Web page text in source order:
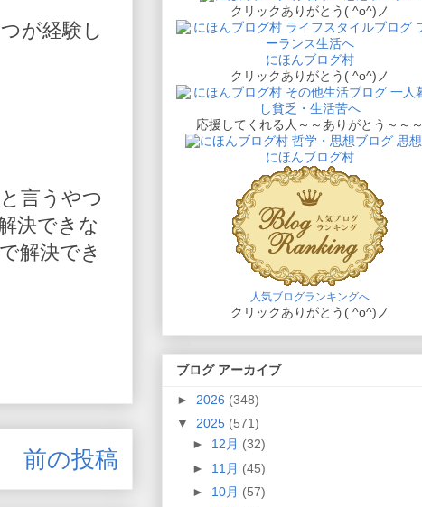
が経験し
言うやつ
決できな
解決でき
前の投稿
クリックありがとう( ^o^)ノ
にほんブログ村
クリックありがとう( ^o^)ノ
応援してくれる人～～ありがとう～～～
にほんブログ村
人気ブログランキングへ
クリックありがとう( ^o^)ノ
ブログ アーカイブ
► 2026 (348)
▼ 2025 (571)
► 12月 (32)
► 11月 (45)
► 10月 (57)